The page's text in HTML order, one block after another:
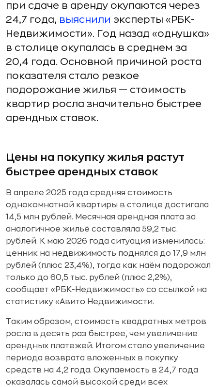
при сдаче в аренду окупаются через
24,7 года, выяснили эксперты «РБК-
Недвижимости». Год назад «однушка»
в столице окупалась в среднем за
20,4 года. Основной причиной роста
показателя стало резкое
подорожание жилья — стоимость
квартир росла значительно быстрее
арендных ставок.
Цены на покупку жилья растут
быстрее арендных ставок
В апреле 2025 года средняя стоимость
однокомнатной квартиры в столице достигала
14,5 млн рублей. Месячная арендная плата за
аналогичное жильё составляла 59,2 тыс.
рублей. К маю 2026 года ситуация изменилась:
ценник на недвижимость поднялся до 17,9 млн
рублей (плюс 23,4%), тогда как наём подорожал
только до 60,5 тыс. рублей (плюс 2,2%),
сообщает «РБК-Недвижимость» со ссылкой на
статистику «Авито Недвижимости.
Таким образом, стоимость квадратных метров
росла в десять раз быстрее, чем увеличение
арендных платежей. Итогом стало увеличение
периода возврата вложенных в покупку
средств на 4,2 года. Окупаемость в 24,7 года
оказалась самой высокой среди всех